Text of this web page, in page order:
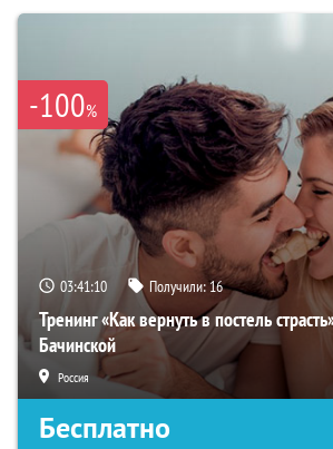
-100%
03:41:09 Получили:16
Тренинг «Как вернуть в постель
Бачинской
Россия
Бесплатно